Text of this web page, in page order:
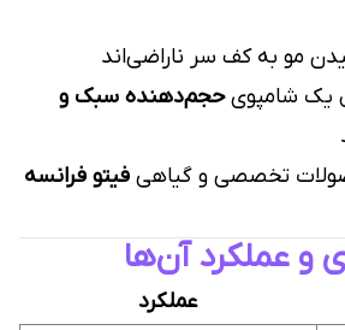
مو به کف سر ناراضی‌اند
یک شامپویحجم‌دهنده سبک و
تخصصی و گیاهی فیتو فرانسه
و عملکرد آن‌ها
عملکرد